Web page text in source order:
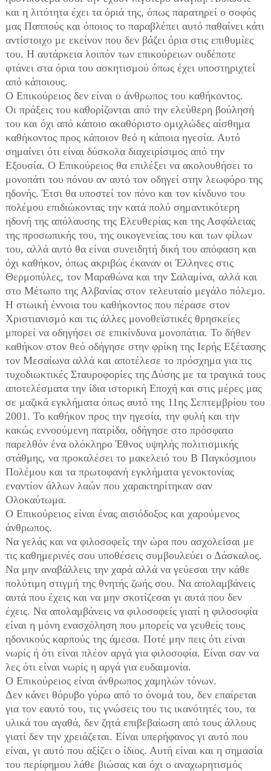
και η λιτότητα έχει τα όριά της, όπως παρατηρεί ο σοφός
μας Παππούς και όποιος το παραβλέπει αυτό παθαίνει κάτι
αντίστοιχο με εκείνον που δεν βάζει όρια στις επιθυμίες
του. Η αυτάρκεια λοιπόν των επικούρειων ουδέποτε
φτάνει στα όρια του ασκητισμού όπως έχει υποστηριχτεί
από κάποιους.
Ο Επικούρειος δεν είναι ο άνθρωπος του καθήκοντος.
Οι πράξεις του καθορίζονται από την ελεύθερη βούλησή
του και όχι από κάποιο ακαθόριστο ομιχλώδες αίσθημα
καθήκοντος προς κάποιον θεό η κάποια ηγεσία. Αυτό
σημαίνει ότι είναι δύσκολα διαχειρίσιμος από την
Εξουσία. Ο Επικούρειος θα επιλέξει να ακολουθήσει το
μονοπάτι του πόνου αν αυτό τον οδηγεί στην λεωφόρο της
ηδονής. Έτσι θα υποστεί τον πόνο και τον κίνδυνο του
πολέμου επιδιώκοντας την κατά πολύ σημαντικότερη
ηδονή της απόλαυσης της Ελευθερίας και της Ασφάλειας
της προσωπικής του, της οικογενείας του και των φίλων
του, αλλά αυτό θα είναι συνειδητή δική του απόφαση και
όχι καθήκον, όπως ακριβώς έκαναν οι Έλληνες στις
Θερμοπύλες, τον Μαραθώνα και την Σαλαμίνα, αλλά και
στο Μέτωπο της Αλβανίας στον τελευταίο μεγάλο πόλεμο.
Η στωική έννοια του καθήκοντος που πέρασε στον
Χριστιανισμό και τις άλλες μονοθεϊστικές θρησκείες
μπορεί να οδηγήσει σε επικίνδυνα μονοπάτια. Το δήθεν
καθήκον στον θεό οδήγησε στην φρίκη της Ιερής Εξέτασης
τον Μεσαίωνα αλλά και αποτέλεσε το πρόσχημα για τις
τυχοδιωκτικές Σταυροφορίες της Δύσης με τα τραγικά τους
αποτελέσματα την ίδια ιστορική Εποχή και στις μέρες μας
σε μαζικά εγκλήματα όπως αυτό της 11ης Σεπτεμβρίου του
2001. Το καθήκον προς την ηγεσία, την φυλή και την
κακώς εννοούμενη πατρίδα, οδήγησε στο πρόσφατο
παρελθόν ένα ολόκληρο Έθνος υψηλής πολιτισμικής
στάθμης, να προκαλέσει το μακελειό του Β Παγκόσμιου
Πολέμου και τα πρωτοφανή εγκλήματα γενοκτονίας
εναντίον άλλων λαών που χαρακτηρίτηκαν σαν
Ολοκαύτωμα.
Ο Επικούρειος είναι ένας αισιόδοξος και χαρούμενος
άνθρωπος.
Να γελάς και να φιλοσοφείς την ώρα που ασχολείσαι με
τις καθημερινές σου υποθέσεις συμβουλεύει ο Δάσκαλος.
Να μην αναβάλλεις την χαρά αλλά να γεύεσαι την κάθε
πολύτιμη στιγμή της θνητής ζωής σου. Να απολαμβάνεις
αυτά που έχεις και να μην σκοτίζεσαι γι αυτά που δεν
έχεις. Να απολαμβάνεις να φιλοσοφείς γιατί η φιλοσοφία
είναι η μόνη ενασχόληση που μπορείς να γευθείς τους
ηδονικούς καρπούς της άμεσα. Ποτέ μην πεις ότι είναι
νωρίς ή ότι είναι πλέον αργά για φιλοσοφία. Είναι σαν να
λες ότι είναι νωρίς η αργά για ευδαιμονία.
Ο Επικούρειος είναι άνθρωπος χαμηλών τόνων.
Δεν κάνει θόρυβο γύρω από το όνομά του, δεν επαίρεται
για τον εαυτό του, τις γνώσεις του τις ικανότητές του, τα
υλικά του αγαθά, δεν ζητά επιβεβαίωση από τους άλλους
γιατί δεν την χρειάζεται. Είναι υπερήφανος γι αυτό που
είναι, γι αυτό που αξίζει ο ίδιος. Αυτή είναι και η σημασία
του περίφημου λάθε βιώσας και όχι ο αναχωρητισμός